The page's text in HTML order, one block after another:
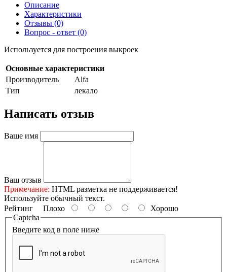
Описание
Характеристики
Отзывы (0)
Вопрос - ответ (0)
Используется для построения выкроек
Основные характеристики
Производитель
Alfa
Тип
лекало
Написать отзыв
Ваше имя
Ваш отзыв
Примечание: HTML разметка не поддерживается!
Используйте обычный текст.
Рейтинг Плохо
Хорошо
Captcha
Введите код в поле ниже